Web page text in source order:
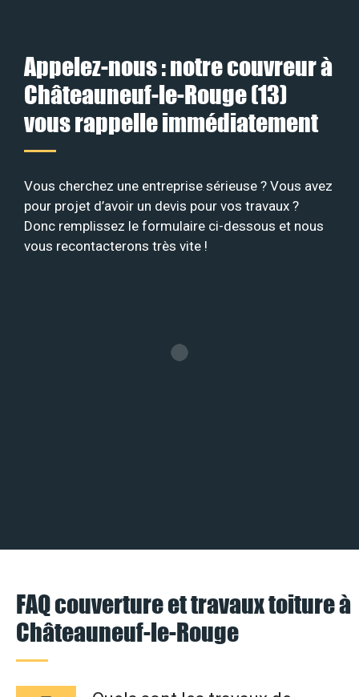
Appelez-nous : notre couvreur à
Châteauneuf-le-Rouge (13)
vous rappelle immédiatement
Vous cherchez une entreprise sérieuse ? Vous avez
pour projet d’avoir un devis pour vos travaux ?
Donc remplissez le formulaire ci-dessous et nous
vous recontacterons très vite !
FAQ couverture et travaux toiture à
Châteauneuf-le-Rouge